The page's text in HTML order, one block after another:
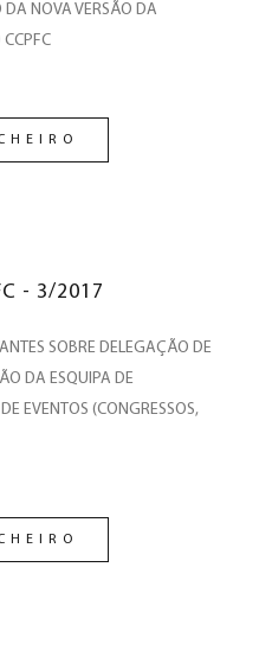
NOVA VERSÃO DA
- 3/2017
SOBRE DELEGAÇÃO DE
DA ESQUIPA DE
EVENTOS (CONGRESSOS,